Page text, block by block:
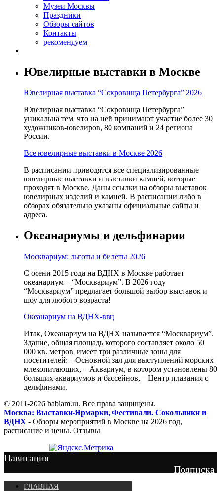
Музеи Москвы
Праздники
Обзоры сайтов
Контакты
рекомендуем
Ювелирные выставки в Москве
Ювелирная выставка “Сокровища Петербурга” 2026
Ювелирная выставка “Сокровища Петербурга”
уникальна тем, что на ней принимают участие более 30
художников-ювелиров, 80 компаний и 24 региона
России.
Все ювелирные выставки в Москве 2026
В расписании приводятся все специализированные
ювелирные выставки и выставки камней, которые
проходят в Москве. Даны ссылки на обзоры выставок
ювелирных изделий и камней. В расписании либо в
обзорах обязательно указаны официальные сайты и
адреса.
Океанариумы и дельфинарии
Москвариум: льготы и билеты 2026
С осени 2015 года на ВДНХ в Москве работает
океанариум – “Москвариум”. В 2026 году
“Москвариум” предлагает большой выбор выставок и
шоу для любого возраста!
Океанариум на ВДНХ-ввц
Итак, Океанариум на ВДНХ называется “Москвариум”.
Здание, общая площадь которого составляет около 50
000 кв. метров, имеет три различные зоны для
посетителей: – Основной зал для выступлений морских
млекопитающих, – Аквариум, в котором установлены 80
больших аквариумов и бассейнов, – Центр плавания с
дельфинами.
© 2011-2026 bablam.ru. Все права защищены.
Москва: Выставки-Ярмарки, Фестивали. Сокольники и
ВДНХ - Обзоры мероприятий в Москве на 2026 год,
расписание и цены. Отзывы
Навигация
Подписка
ГЛАВНАЯ